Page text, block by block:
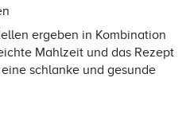
ergeben in Kombination
Mahlzeit und das Rezept
schlanke und gesunde